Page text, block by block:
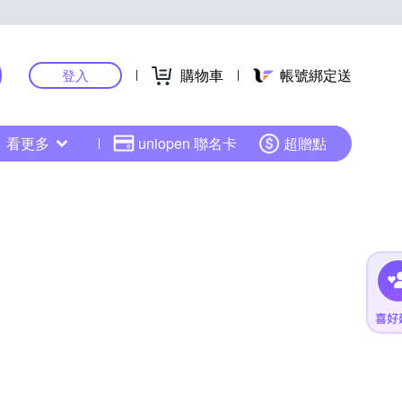
登入 購物車 帳號綁定送
看更多 uniopen 聯名卡 超贈點